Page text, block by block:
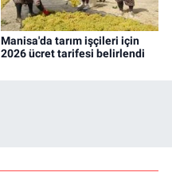
Manisa'da tarım işçileri için
2026 ücret tarifesi belirlendi